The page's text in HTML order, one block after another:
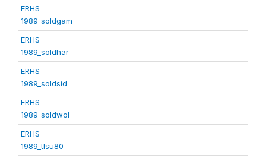
ERHS
1989_soldgam
ERHS
1989_soldhar
ERHS
1989_soldsid
ERHS
1989_soldwol
ERHS
1989_tlsu80